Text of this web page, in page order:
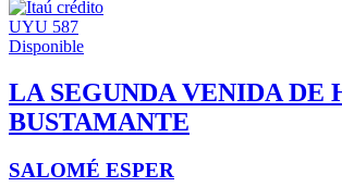
UYU 587
Disponible
LA SEGUNDA VENIDA DE
BUSTAMANTE
SALOMÉ ESPER